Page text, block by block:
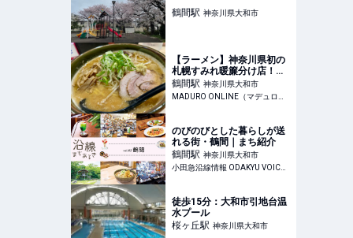
鶴間駅 神奈川県大和市
【ラーメン】神奈川県初の
札幌すみれ暖簾分け店！
「札幌ラーメン 郷」の本格
濃厚味噌ラーメンに感動
鶴間駅 神奈川県大和市
MADURO ONLINE（マデュロオンライン）
のびのびとした暮らしが送
れる街・鶴間｜まち紹介
鶴間駅 神奈川県大和市
小田急沿線情報 ODAKYU VOICE home
徒歩15分：大和市引地台温
水プール
桜ヶ丘駅 神奈川県大和市